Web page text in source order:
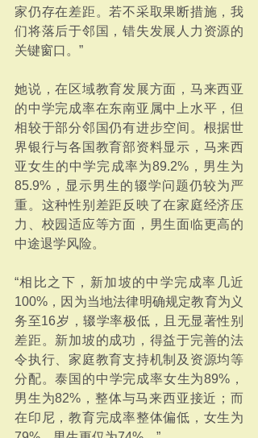
家仍存在差距。若不采取果断措施，我
们将落后于邻国，错失发展人力资源的
关键窗口。”
她说，在区域教育发展方面，马来西亚
的中学完成率在东南亚属中上水平，但
相较于部分邻国仍有进步空间。根据世
界银行与各国教育部资料显示，马来西
亚女生的中学完成率为89.2%，男生为
85.9%，显示男生的辍学问题仍较为严
重。这种性别差距反映了在家庭经济压
力、校园适应等方面，男生面临更高的
中途退学风险。
“相比之下，新加坡的中学完成率几近
100%，因为当地法律明确规定教育为义
务至16岁，辍学率极低，且无显著性别
差距。新加坡的成功，得益于完善的法
令执行、家庭教育支持机制及资源均等
分配。泰国的中学完成率女生为89%，
男生为82%，整体与马来西亚接近；而
在印尼，教育完成率整体偏低，女生为